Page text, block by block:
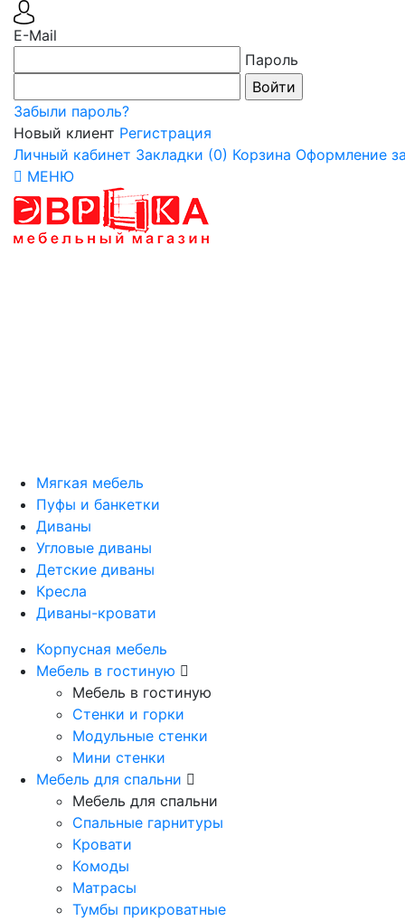
E-Mail
Пароль
Забыли пароль?
Новый клиент Регистрация
Личный кабинет Закладки (0) Корзина Оформление
МЕНЮ
Мягкая мебель
Пуфы и банкетки
Диваны
Угловые диваны
Детские диваны
Кресла
Диваны-кровати
Корпусная мебель
Мебель в гостиную
Мебель в гостиную
Стенки и горки
Модульные стенки
Мини стенки
Мебель для спальни
Мебель для спальни
Спальные гарнитуры
Кровати
Комоды
Матрасы
Тумбы прикроватные